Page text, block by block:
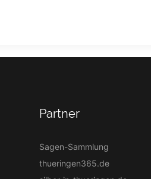
Partner
Sagen-Sammlung
thueringen365.de